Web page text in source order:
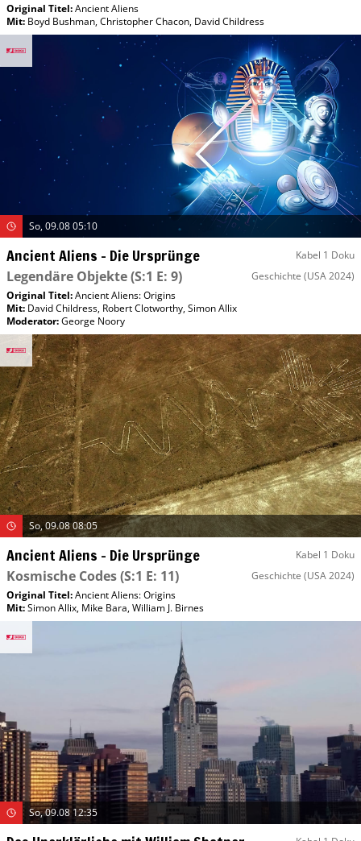
Original Titel:Ancient Aliens
Mit: Boyd Bushman,Christopher Chacon, David Childress
So, 09.08 05:10
Ancient Aliens – Die Ursprünge Kabel 1 Doku
Legendäre Objekte(S:1 E: 9) Geschichte (USA 2024)
Original Titel:Ancient Aliens: Origins
Mit: David Childress, Robert Clotworthy,Simon Allix
Moderator:George Noory
So, 09.08 08:05
Ancient Aliens – Die Ursprünge Kabel 1 Doku
Kosmische Codes(S:1 E: 11) Geschichte (USA 2024)
Original Titel:Ancient Aliens: Origins
Mit:Simon Allix, Mike Bara,William J. Birnes
So, 09.08 12:35